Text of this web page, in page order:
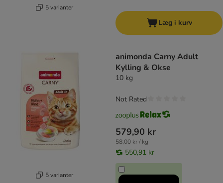
5 varianter
Læg i kurv
5 varianter
animonda Carny Adult
Kylling & Okse
10 kg
579,90 kr
58,00 kr / kg
550,91 kr
Not Rated